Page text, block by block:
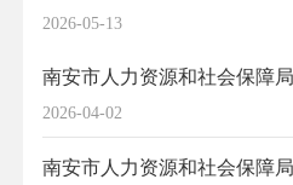
2026-05-13
2026-04-02
南安市人力资源和社会保障局关于公布苏金运等23名
南安市人力资源和社会保障局关于批准确认叶宝珍等6